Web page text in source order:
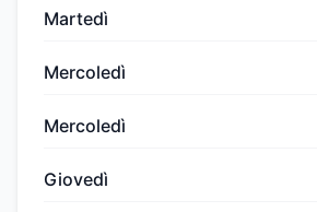
Martedì
Mercoledì
Mercoledì
Giovedì